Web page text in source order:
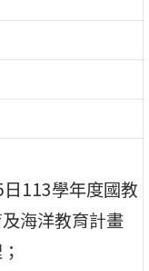
113學年度國教
海洋教育計畫